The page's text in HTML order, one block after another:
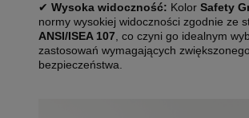
✔ Wysoka widoczność: Kolor Safety
normy wysokiej widoczności zgodnie ze
ANSI/ISEA 107 , co czyni go idealnym
zastosowań wymagających zwiększonego
bezpieczeństwa.